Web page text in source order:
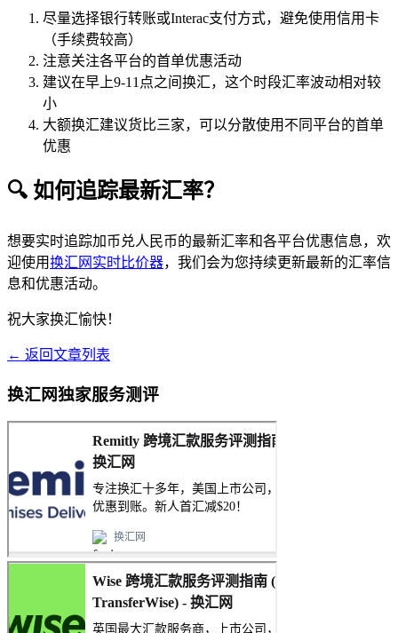
尽量选择银行转账或Interac支付方式，避免使用信用卡
（手续费较高）
注意关注各平台的首单优惠活动
建议在早上9-11点之间换汇，这个时段汇率波动相对较
小
大额换汇建议货比三家，可以分散使用不同平台的首单
优惠
🔍 如何追踪最新汇率？
想要实时追踪加币兑人民币的最新汇率和各平台优惠信息，欢
迎使用换汇网实时比价器，我们会为您持续更新最新的汇率信
息和优惠活动。
祝大家换汇愉快！
← 返回文章列表
换汇网独家服务测评